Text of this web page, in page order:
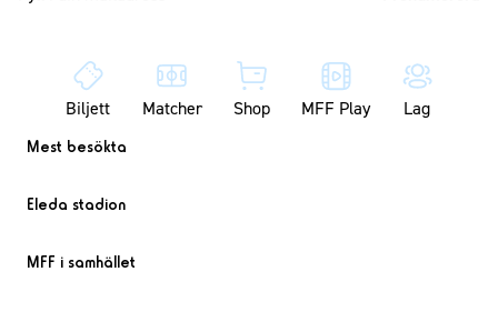
Biljett Matcher Shop MFF Play Lag
Mest besökta
Eleda stadion
MFF i samhället